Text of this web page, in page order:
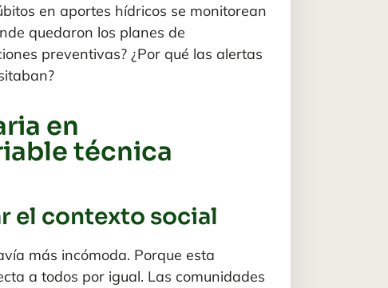
en aportes hídricos se monitorean
quedaron los planes de
preventivas? ¿Por qué las alertas
en
técnica
el contexto social
más incómoda. Porque esta
a todos por igual. Las comunidades